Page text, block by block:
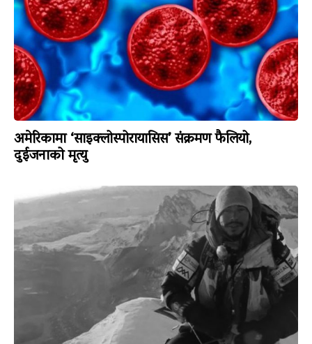
अमेरिकामा ‘साइक्लोस्पोरायासिस’ संक्रमण फैलियो,
दुईजनाको मृत्यु